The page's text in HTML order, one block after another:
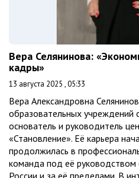
Вера Селянинова:
кадры»
13 августа 2025 , 05:33
Вера Александровна
образовательных учреждений
основатель и руководитель
«Становление». Её карьера
продолжилась в
команда под её руководством
России и за её пределами. В